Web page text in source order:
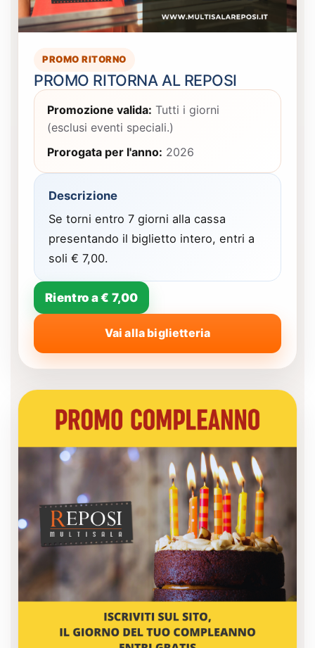
PROMO RITORNO
PROMO RITORNA AL REPOSI
Promozione valida: Tutti i giorni
(esclusi eventi speciali.)
Prorogata per l'anno: 2026
Descrizione
Se torni entro 7 giorni alla cassa
presentando il biglietto intero, entri a
soli € 7,00.
Rientro a € 7,00
Vai alla biglietteria